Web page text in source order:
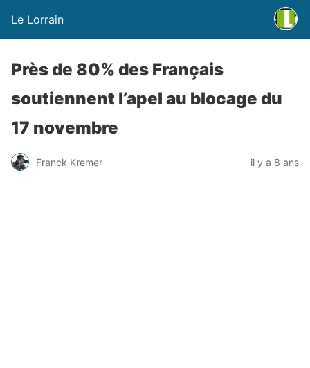
Le Lorrain
Près de 80% des Français
soutiennent l’apel au blocage du
17 novembre
Franck Kremer il y a 8 ans